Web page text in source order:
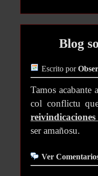
Blog
Escrito por
Tamos acabante
col conflictu
ser amañosu.
Ver